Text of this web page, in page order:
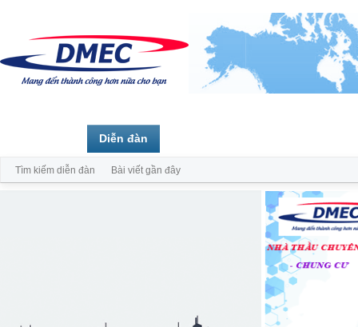
Diễn đàn
Tìm kiếm diễn đàn Bài viết gần đây